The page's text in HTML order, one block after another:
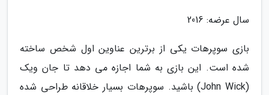
سال عرضه: 2016
بازی سوپرهات یکی از برترین عناوین اول شخص ساخته
شده است. این بازی به شما اجازه می دهد تا جان ویک
(John Wick) باشید. سوپرهات بسیار خلاقانه طراحی شده